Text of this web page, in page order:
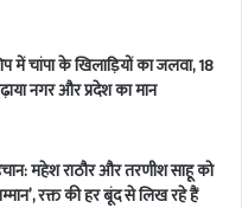
में चांपा के खिलाड़ियों का जलवा, 18
नगर और प्रदेश का मान
महेश राठौर और तरणीश साहू को
रक्त की हर बूंद से लिख रहे हैं